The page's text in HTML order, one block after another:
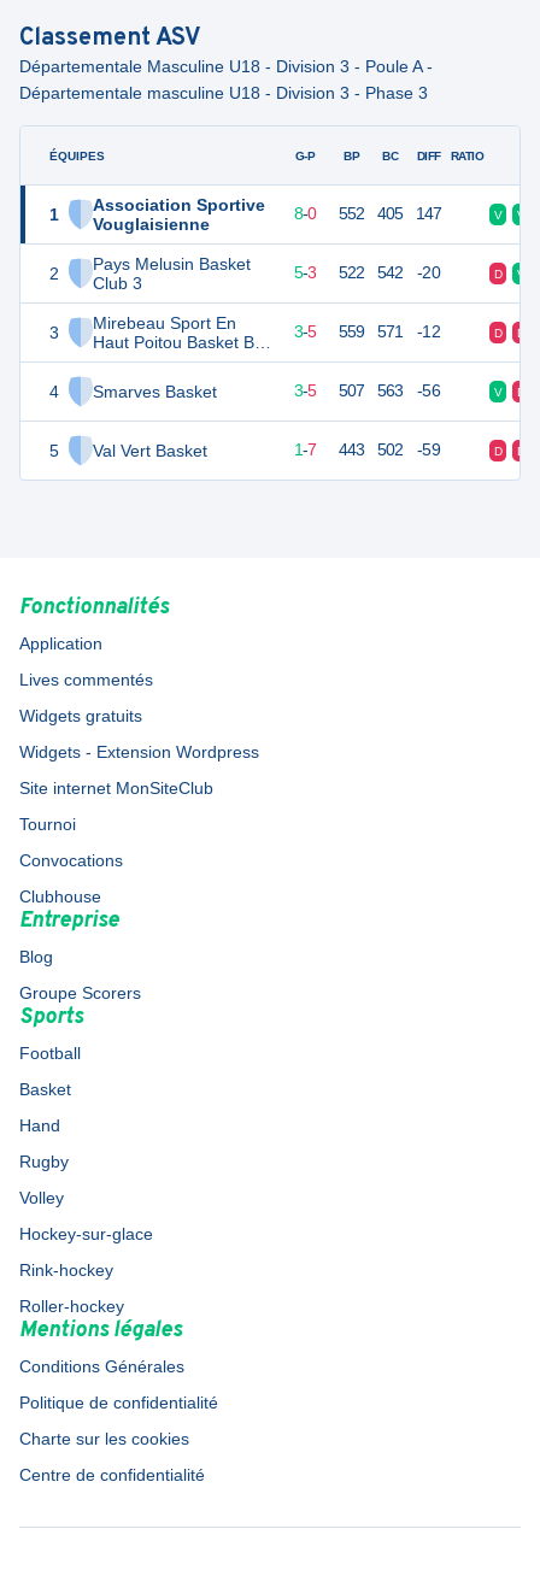
ClassementASV
Départementale Masculine U18 - Division 3 - Poule A -
Départementale masculine U18 - Division 3 - Phase 3
ÉQUIPES
1
Association Sportive
Vouglaisienne
2
Pays Melusin Basket
Club 3
3
Mirebeau Sport En
Haut Poitou Basket Ball
2 U18
4
Smarves Basket
5 Val Vert Basket
G-P BP BC DIFF RATIO
16 8 8-0 552 405 147 V V
13 5-3 522 542 -20 D V
11 3-5 559 571 -12 D D
11 3-5 507 563 -56 V D
1-7 443 502 -59 D D
Fonctionnalités
Application
Lives commentés
Widgets gratuits
Widgets - Extension Wordpress
Site internet MonSiteClub
Tournoi
Convocations
Clubhouse
Entreprise
Blog
Groupe Scorers
Sports
Football
Basket
Hand
Rugby
Volley
Hockey-sur-glace
Rink-hockey
Roller-hockey
Mentions légales
Conditions Générales
Politique de confidentialité
Charte sur les cookies
Centre de confidentialité